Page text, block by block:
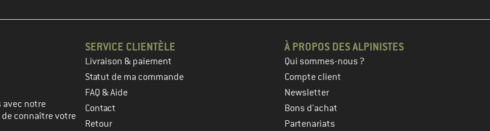
avec notre
connaître votre
SERVICE CLIENTÈLE
Livraison & paiement
Statut de ma commande
FAQ & Aide
Contact
Retour
À PROPOS DES ALPINISTES
Qui sommes-nous ?
Compte client
Newsletter
Bons d'achat
Partenariats